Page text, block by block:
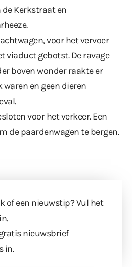
Kerkstraat en
voor het vervoer
viaduct gebotst. De ravage
boven wonder raakte er
en geen dieren
voor het verkeer. Een
de paardenwagen te bergen.
of een nieuwstip? Vul het
in.
nieuwsbrief
in.